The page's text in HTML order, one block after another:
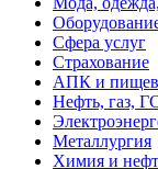
Сфера услуг
Страхование
АПК и
Нефть, газ,
Металлургия
Химия и